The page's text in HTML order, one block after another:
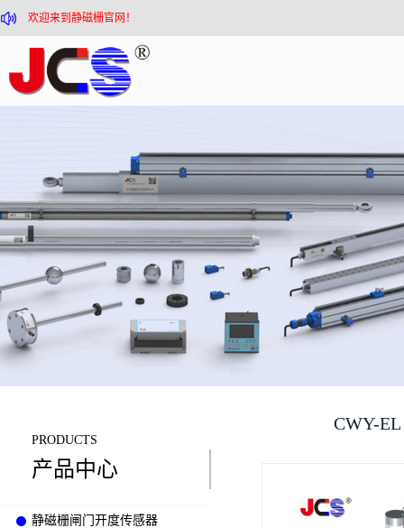
欢迎来到静磁栅官网！
PRODUCTS
产品中心
静磁栅闸门开度传感器